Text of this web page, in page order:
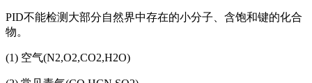
PID不能检测大部分自然界中存在的小分子、含饱和键的化合
物。
(1) 空气(N2,O2,CO2,H2O)